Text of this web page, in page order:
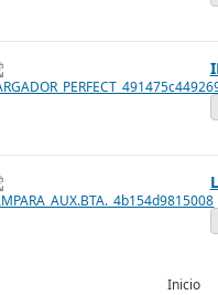
Inicio